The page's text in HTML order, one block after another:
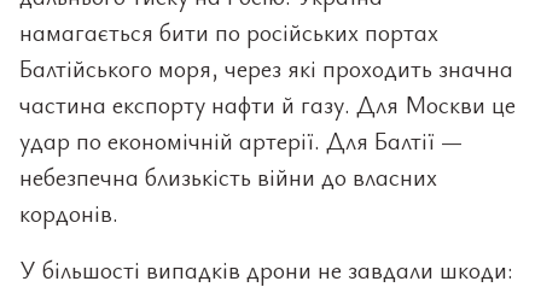
намагається бити по російських портах
Балтійського моря, через які проходить значна
частина експорту нафти й газу. Для Москви це
удар по економічній артерії. Для Балтії —
небезпечна близькість війни до власних
кордонів.
У більшості випадків дрони не завдали шкоди: